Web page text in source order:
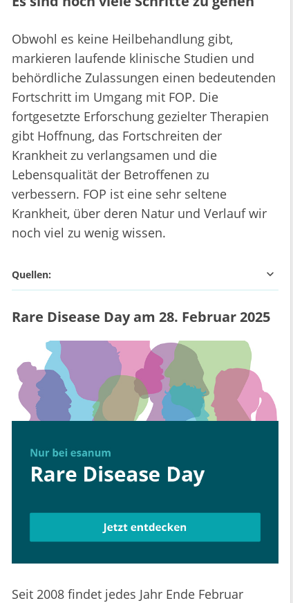
Obwohl es keine Heilbehandlung gibt,
markieren laufende klinische Studien und
behördliche Zulassungen einen bedeutenden
Fortschritt im Umgang mit FOP. Die
fortgesetzte Erforschung gezielter Therapien
gibt Hoffnung, das Fortschreiten der
Krankheit zu verlangsamen und die
Lebensqualität der Betroffenen zu
verbessern. FOP ist eine sehr seltene
Krankheit, über deren Natur und Verlauf wir
noch viel zu wenig wissen.
Quellen:
Rare Disease Day am 28. Februar 2025
Seit 2008 findet jedes Jahr Ende Februar